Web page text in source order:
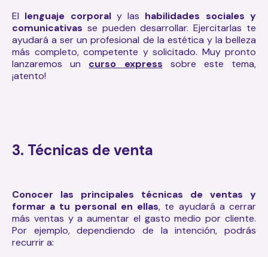
El lenguaje corporaly las habilidades sociales y
comunicativas se pueden desarrollar. Ejercitarlas te
ayudará a ser un profesional de la estética y la belleza
más completo, competente y solicitado. Muy pronto
lanzaremos un curso express sobre este tema,
¡atento!
3. Técnicas de venta
Conocer las principales técnicas de ventas y
formar a tu personal en ellas, te ayudará a cerrar
más ventas y a aumentar el gasto medio por cliente.
Por ejemplo, dependiendo de la intención, podrás
recurrir a: